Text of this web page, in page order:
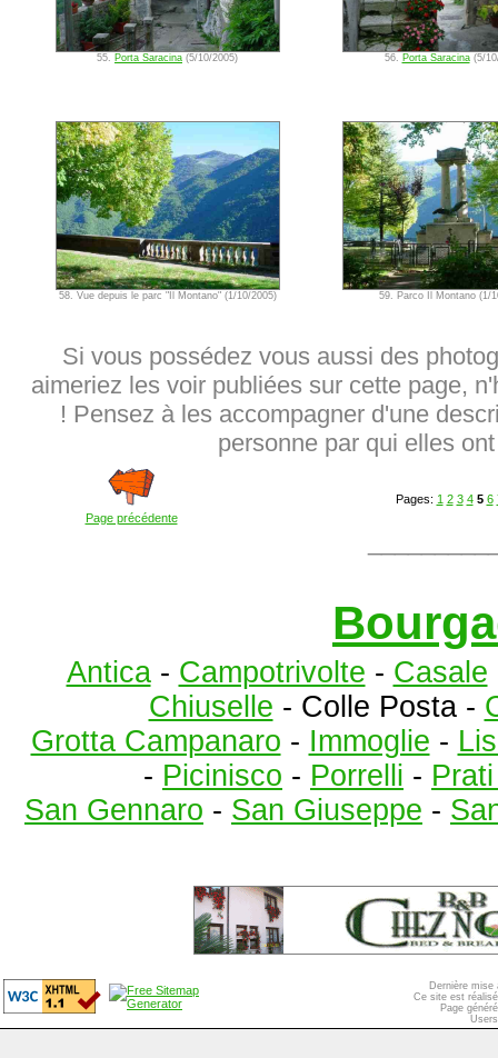
55. Porta Saracina (5/10/2005) 56. Porta Saracina(5/
58. Vue depuis le parc "Il Montano" (1/10/2005) 59. Parco Il Montano (1/
Si vous possédez vous aussi des
aimeriez les voir publiées sur cette page,
! Pensez à les accompagner d'une
personne par qui elles
Page précédente
Pages: 1 2 3 4 5 6
Antica- Campotrivolte - Casale
Chiuselle - Colle Posta -
Grotta Campanaro - Immoglie -
- Picinisco - Porrelli -
San Gennaro - San Giuseppe -
Dernière mise
Ce site est
Page